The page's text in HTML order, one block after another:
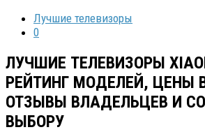
Лучшие телевизоры
0
ЛУЧШИЕ ТЕЛЕВИЗОРЫ
РЕЙТИНГ МОДЕЛЕЙ, ЦЕНЫ
ОТЗЫВЫ ВЛАДЕЛЬЦЕВ И
ВЫБОРУ